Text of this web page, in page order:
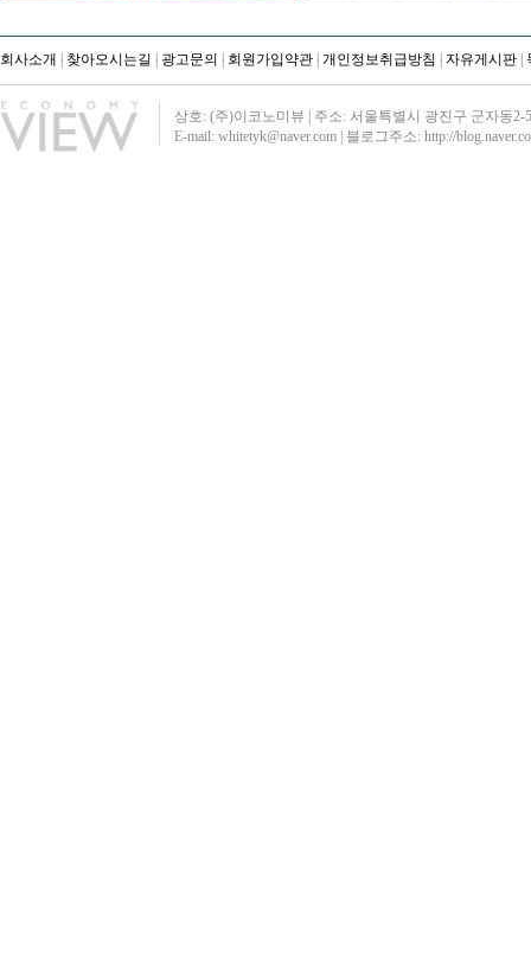
회사소개 찾아오시는길 광고문의 회원가입약관 개인정보취급방침 자유게시판
상호: (주)이코노미뷰 | 주소: 서울특별시 광진구 군자동2-
E-mail: whitetyk@naver.com | 블로그주소: http://